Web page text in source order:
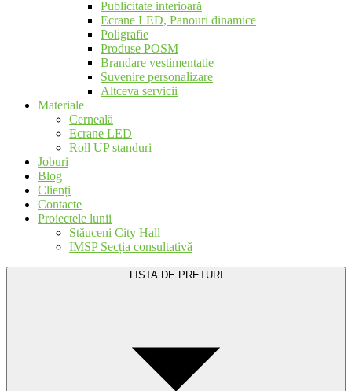
Publicitate interioară
Ecrane LED, Panouri dinamice
Poligrafie
Produse POSM
Brandare vestimentatie
Suvenire personalizare
Altceva servicii
Materiale
Cerneală
Ecrane LED
Roll UP standuri
Joburi
Blog
Clienți
Contacte
Proiectele lunii
Stăuceni City Hall
IMSP Secția consultativă
LISTA DE PRETURI